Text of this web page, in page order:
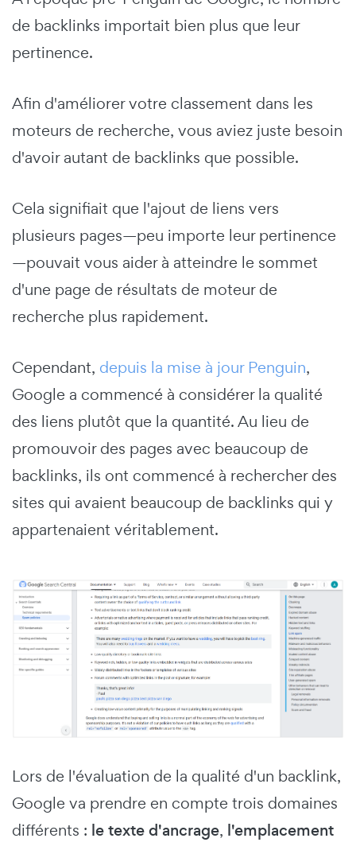
de backlinks importait bien plus que leur
pertinence.
Afin d'améliorer votre classement dans les
moteurs de recherche, vous aviez juste besoin
d'avoir autant de backlinks que possible.
Cela signifiait que l'ajout de liens vers
plusieurs pages—peu importe leur pertinence
—pouvait vous aider à atteindre le sommet
d'une page de résultats de moteur de
recherche plus rapidement.
Cependant, depuis la mise à jour Penguin,
Google a commencé à considérer la qualité
des liens plutôt que la quantité. Au lieu de
promouvoir des pages avec beaucoup de
backlinks, ils ont commencé à rechercher des
sites qui avaient beaucoup de backlinks qui y
appartenaient véritablement.
Lors de l'évaluation de la qualité d'un backlink,
Google va prendre en compte trois domaines
différents : le texte d'ancrage, l'emplacement